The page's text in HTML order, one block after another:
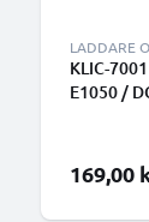
LADDARE
KLIC-
E1050 /
169,00